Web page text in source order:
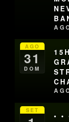
AGO
31
DOM
SET
• •